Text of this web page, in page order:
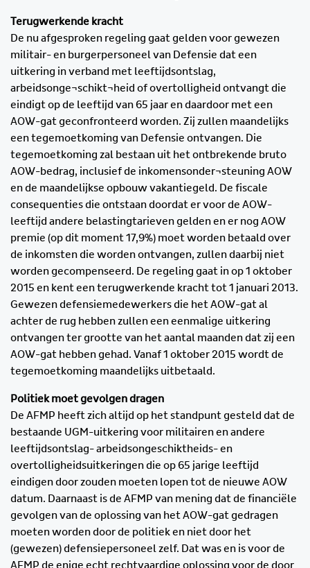
Terugwerkende kracht
De nu afgesproken regeling gaat gelden voor gewezen
militair- en burgerpersoneel van Defensie dat een
uitkering in verband met leeftijdsontslag,
arbeidsonge¬schikt¬heid of overtolligheid ontvangt die
eindigt op de leeftijd van 65 jaar en daardoor met een
AOW-gat geconfronteerd worden. Zij zullen maandelijks
een tegemoetkoming van Defensie ontvangen. Die
tegemoetkoming zal bestaan uit het ontbrekende bruto
AOW-bedrag, inclusief de inkomensonder¬steuning AOW
en de maandelijkse opbouw vakantiegeld. De fiscale
consequenties die ontstaan doordat er voor de AOW-
leeftijd andere belastingtarieven gelden en er nog AOW
premie (op dit moment 17,9%) moet worden betaald over
de inkomsten die worden ontvangen, zullen daarbij niet
worden gecompenseerd. De regeling gaat in op 1 oktober
2015 en kent een terugwerkende kracht tot 1 januari 2013.
Gewezen defensiemedewerkers die het AOW-gat al
achter de rug hebben zullen een eenmalige uitkering
ontvangen ter grootte van het aantal maanden dat zij een
AOW-gat hebben gehad. Vanaf 1 oktober 2015 wordt de
tegemoetkoming maandelijks uitbetaald.
Politiek moet gevolgen dragen
De AFMP heeft zich altijd op het standpunt gesteld dat de
bestaande UGM-uitkering voor militairen en andere
leeftijdsontslag- arbeidsongeschiktheids- en
overtolligheidsuitkeringen die op 65 jarige leeftijd
eindigen door zouden moeten lopen tot de nieuwe AOW
datum. Daarnaast is de AFMP van mening dat de financiële
gevolgen van de oplossing van het AOW-gat gedragen
moeten worden door de politiek en niet door het
(gewezen) defensiepersoneel zelf. Dat was en is voor de
AFMP de enige echt rechtvaardige oplossing voor de door